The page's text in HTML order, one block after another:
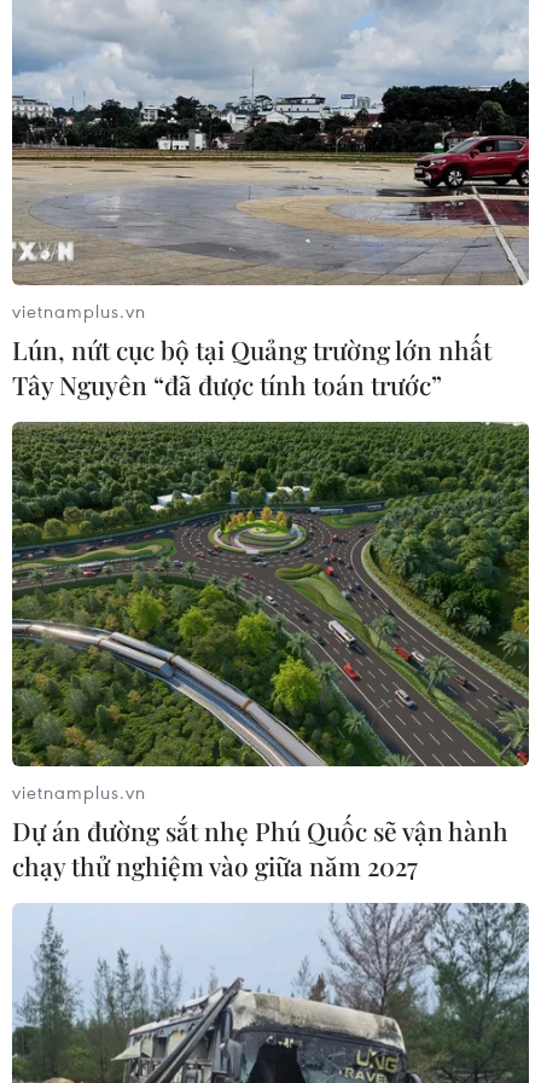
Tăng tốc giải phóng mặt bằng mở
rộng cao tốc Cam Lộ-La Sơn qua
thành phố Huế
06/08/2026 03:01
Xem thêm
CƠ QUAN CHỦ QUẢN: THÔNG TẤN XÃ VIỆT NAM
Tổng Biên tập: TRẦN TIẾN DUẨN
Phó Tổng Biên tập: NGUYỄN THỊ TÁM, KHÚC THANH
THỦY
Sở hữu trí tuệ
Quy định sử dụng
RSS
Hỗ trợ
Ngôn ngữ
TTXVN
Dịch vụ tin
Quảng cáo
Liên hệ
Giấy phép số: 1374/GP-BTTTT do Bộ Thông tin và Truyền thông
cấp ngày 11/9/2008.
Quảng cáo: Phó TBT Nguyễn Thị Tám: 093.5958688, Email:
tamvna@gmail.com
Điện thoại: (024) 39411349 - (024) 39411348, Fax: (024)
39411348
Email: vietnamplus2008@gmail.com
vietnamplus.vn
Lún, nứt cục bộ tại Quảng trường lớn nhất
Tây Nguyên “đã được tính toán trước”
vietnamplus.vn
Dự án đường sắt nhẹ Phú Quốc sẽ vận hành
chạy thử nghiệm vào giữa năm 2027